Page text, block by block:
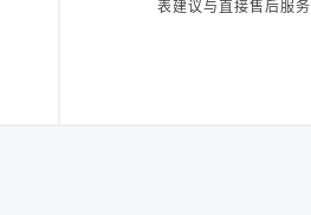
表建议与直接售后服务